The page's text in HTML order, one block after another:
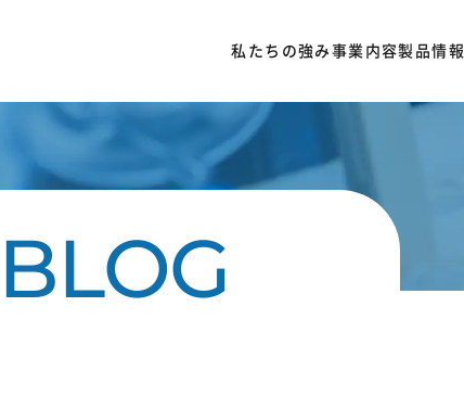
私たちの強み事業内容製品情報